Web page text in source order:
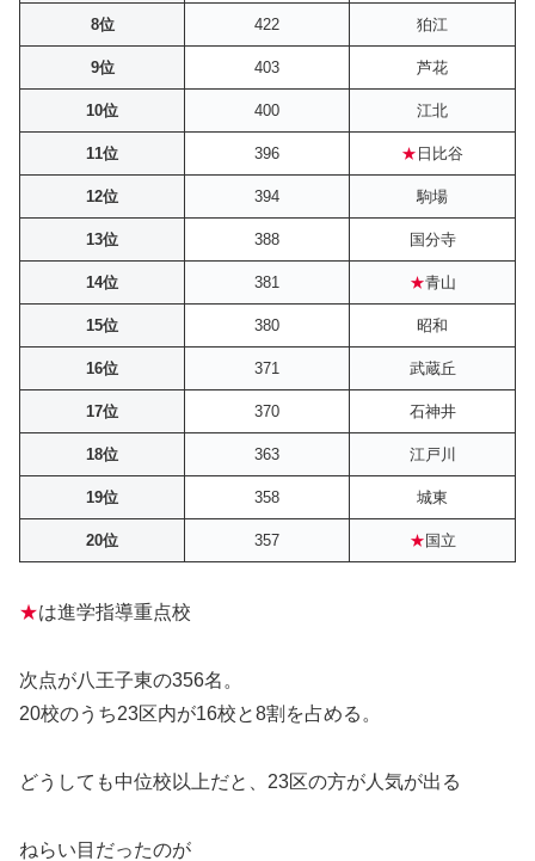
8位 422 狛江
9位 403 芦花
10位 400 江北
11位 396 ★ 日比谷
12位 394 駒場
13位 388 国分寺
14位 381 ★青山
15位 380 昭和
16位 371 武蔵丘
17位 370 石神井
18位 363 江戸川
19位 358 城東
20位 357 ★国立
★は進学指導重点校
次点が八王子東の356名。
20校のうち23区内が16校と8割を占める。
どうしても中位校以上だと、23区の方が人気が出る
ねらい目だったのが